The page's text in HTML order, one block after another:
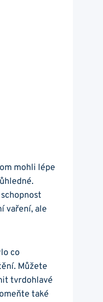
⁢mohli lépe
vaření, ale
co
Můžete
tvrdohlavé
také